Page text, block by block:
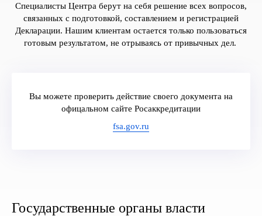
Специалисты Центра берут на себя решение всех вопросов,
связанных с подготовкой, составлением и регистрацией
Декларации. Нашим клиентам остается только пользоваться
готовым результатом, не отрываясь от привычных дел.
Вы можете проверить действие своего документа на
офицальном сайте Росаккредитации
fsa.gov.ru
Государственные органы власти